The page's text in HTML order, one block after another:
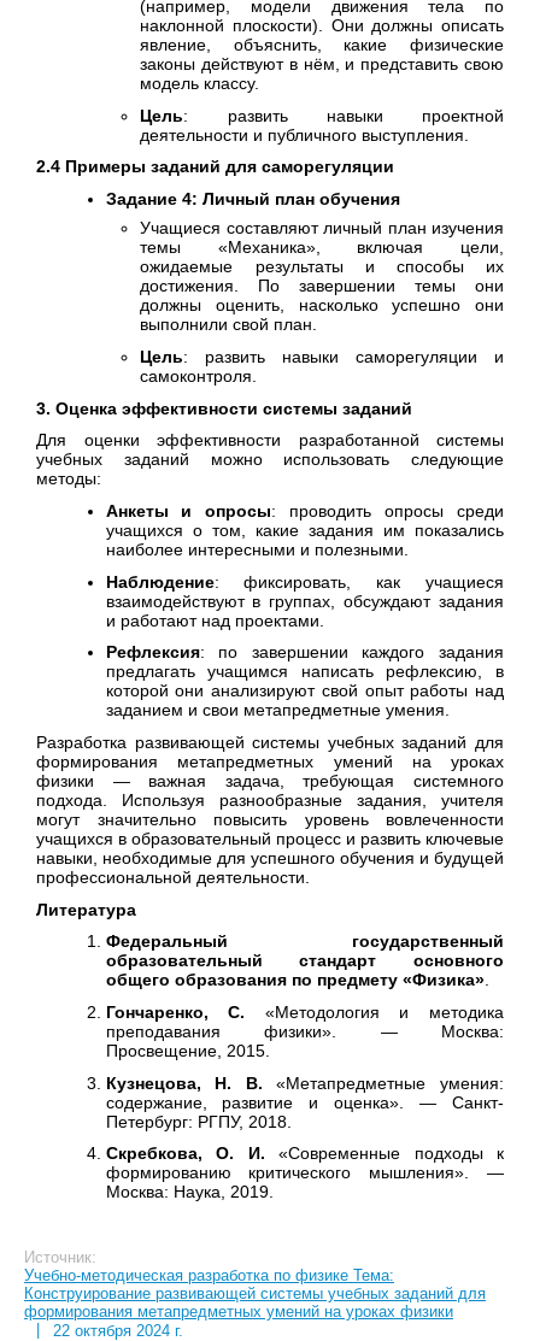
(например, модели движения тела по
наклонной плоскости). Они должны описать
явление, объяснить, какие физические
законы действуют в нём, и представить свою
модель классу.
Цель: развить навыки проектной
деятельности и публичного выступления.
2.4 Примеры заданий для саморегуляции
Задание 4: Личный план обучения
Учащиеся составляют личный план изучения
темы «Механика», включая цели,
ожидаемые результаты и способы их
достижения. По завершении темы они
должны оценить, насколько успешно они
выполнили свой план.
Цель: развить навыки саморегуляции и
самоконтроля.
3. Оценка эффективности системы заданий
Для оценки эффективности разработанной системы
учебных заданий можно использовать следующие
методы:
Анкеты и опросы: проводить опросы среди
учащихся о том, какие задания им показались
наиболее интересными и полезными.
Наблюдение: фиксировать, как учащиеся
взаимодействуют в группах, обсуждают задания
и работают над проектами.
Рефлексия: по завершении каждого задания
предлагать учащимся написать рефлексию, в
которой они анализируют свой опыт работы над
заданием и свои метапредметные умения.
Разработка развивающей системы учебных заданий для
формирования метапредметных умений на уроках
физики — важная задача, требующая системного
подхода. Используя разнообразные задания, учителя
могут значительно повысить уровень вовлеченности
учащихся в образовательный процесс и развить ключевые
навыки, необходимые для успешного обучения и будущей
профессиональной деятельности.
Литература
Федеральный государственный
образовательный стандарт основного
общего образования по предмету «Физика».
Гончаренко, С. «Методология и методика
преподавания физики». — Москва:
Просвещение, 2015.
Кузнецова, Н. В. «Метапредметные умения:
содержание, развитие и оценка». — Санкт-
Петербург: РГПУ, 2018.
Скребкова, О. И. «Современные подходы к
формированию критического мышления». —
Москва: Наука, 2019.
Источник:
Учебно-методическая разработка по физике Тема:
Конструирование развивающей системы учебных заданий для
формирования метапредметных умений на уроках физики
|
22 октября 2024 г.